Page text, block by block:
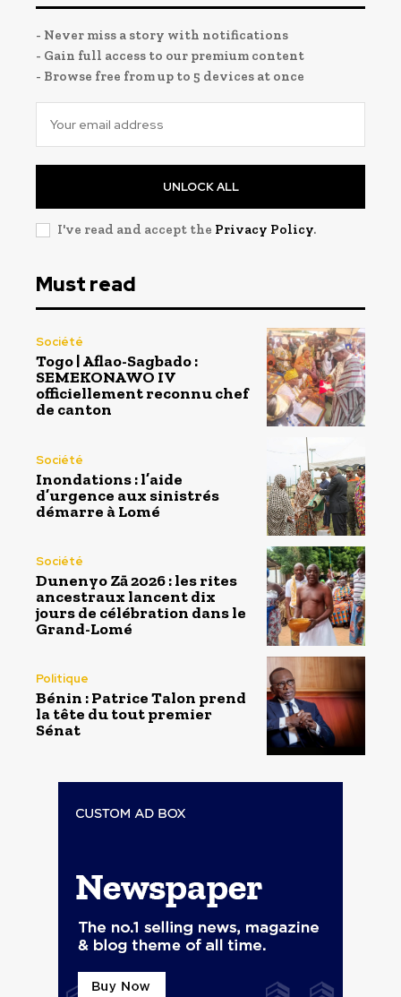
- Never miss a story with notifications
- Gain full access to our premium content
- Browse free from up to 5 devices at once
UNLOCK ALL
I've read and accept the Privacy Policy.
Must read
Société
Togo | Aflao-Sagbado :
SEMEKONAWO IV
officiellement reconnu chef
de canton
Société
Inondations : l’aide
d’urgence aux sinistrés
démarre à Lomé
Société
Dunenyo Zā 2026 : les rites
ancestraux lancent dix
jours de célébration dans le
Grand-Lomé
Politique
Bénin : Patrice Talon prend
la tête du tout premier
Sénat